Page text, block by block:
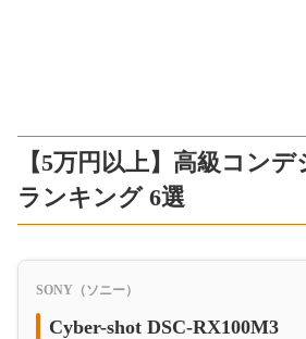
【5万円以上】高級コン
ランキング 6選
SONY（ソニー）
Cyber-shot DSC-RX100M3